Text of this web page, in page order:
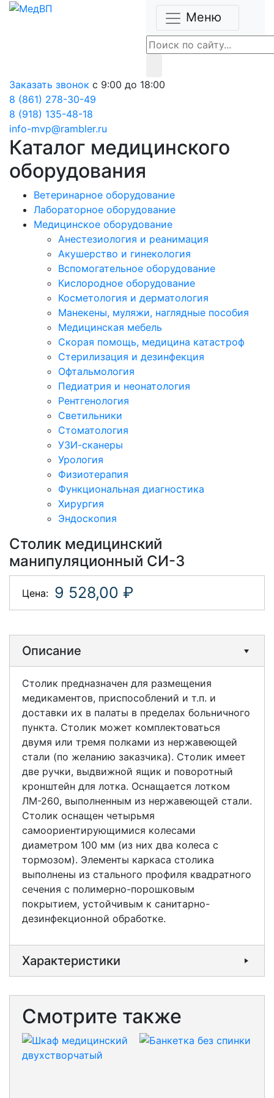
Меню
Заказать звонок с 9:00 до 18:00
8 (861) 278-30-49
8 (918) 135-48-18
info-mvp@rambler.ru
Каталог медицинского
оборудования
Ветеринарное оборудование
Лабораторное оборудование
Медицинское оборудование
Анестезиология и реанимация
Акушерство и гинекология
Вспомогательное оборудование
Кислородное оборудование
Косметология и дерматология
Манекены, муляжи, наглядные пособия
Медицинская мебель
Скорая помощь, медицина катастроф
Стерилизация и дезинфекция
Офтальмология
Педиатрия и неонатология
Рентгенология
Светильники
Стоматология
УЗИ-сканеры
Урология
Физиотерапия
Функциональная диагностика
Хирургия
Эндоскопия
Cтолик медицинский
манипуляционный СИ-3
Цена: 9 528,00 ₽
Описание
Столик предназначен для размещения
медикаментов, приспособлений и т.п. и
доставки их в палаты в пределах больничного
пункта. Столик может комплектоваться
двумя или тремя полками из нержавеющей
стали (по желанию заказчика). Столик имеет
две ручки, выдвижной ящик и поворотный
кронштейн для лотка. Оснащается лотком
ЛМ-260, выполненным из нержавеющей стали.
Столик оснащен четырьмя
самоориентирующимися колесами
диаметром 100 мм (из них два колеса с
тормозом). Элементы каркаса столика
выполнены из стального профиля квадратного
сечения с полимерно-порошковым
покрытием, устойчивым к санитарно-
дезинфекционной обработке.
Характеристики
Смотрите также